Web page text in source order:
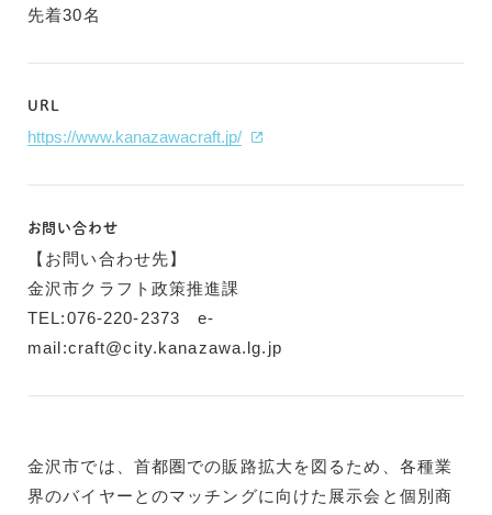
金沢市では、首都圏での販路拡大を図るため、各種業
界のバイヤーとのマッチングに向けた展示会と個別商
先着30名
URL
https://www.kanazawacraft.jp/
お問い合わせ
【お問い合わせ先】
金沢市クラフト政策推進課
TEL:076-220-2373 e-
mail:craft@city.kanazawa.lg.jp